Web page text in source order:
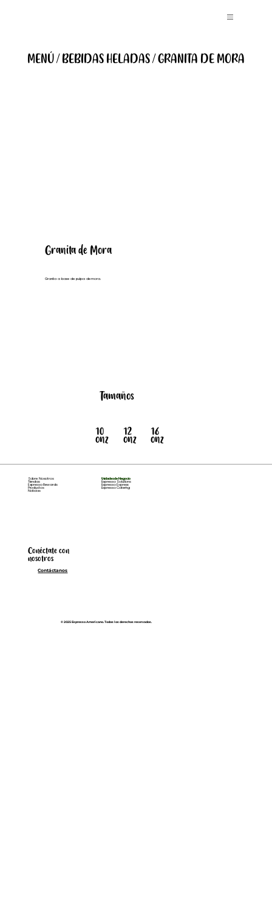
Granita de Mora
MENÚ / BEBIDAS HELADAS / GRANITA DE MORA
Granita a base de pulpa de mora.
Tamaños
10
onz
12
onz
16
onz
Sobre Nosotros
Tiendas
Espresso Rewards
Productos
Noticias
Unidades de Negocio
Espresso Solutions
Espresso Express
Espresso Catering
Conéctate con
nosotros
Contáctanos
© 2025 Espresso Americano. Todos los derechos reservados.